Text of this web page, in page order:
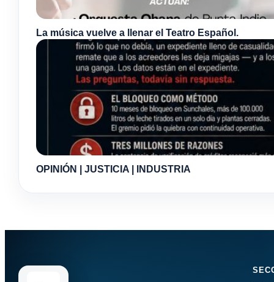
La música vuelve a llenar el Teatro Español.
OPINIÓN | JUSTICIA | INDUSTRIA